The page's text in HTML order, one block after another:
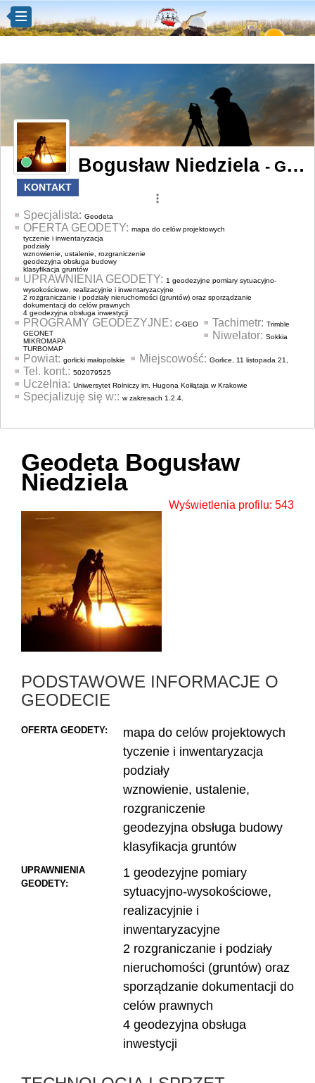
KONTAKT
Bogusław Niedziela - Geodeta z Gorlice
more_vert
Specjalista: Geodeta
OFERTA GEODETY: mapa do celów projektowych
tyczenie i inwentaryzacja
podziały
wznowienie, ustalenie, rozgraniczenie
geodezyjna obsługa budowy
klasyfikacja gruntów
UPRAWNIENIA GEODETY: 1 geodezyjne pomiary sytuacyjno-
wysokościowe, realizacyjnie i inwentaryzacyjne
2 rozgraniczanie i podziały nieruchomości (gruntów) oraz sporządzanie
dokumentacji do celów prawnych
4 geodezyjna obsługa inwestycji
PROGRAMY GEODEZYJNE: C-GEO
GEONET
MIKROMAPA
TURBOMAP
Tachimetr: Trimble
Niwelator: Sokkia
Powiat: gorlicki małopolskie Miejscowość: Gorlice, 11 listopada 21,
Tel. kont.: 502079525
Uczelnia: Uniwersytet Rolniczy im. Hugona Kołłątaja w Krakowie
Specjalizuję się w:: w zakresach 1.2.4.
Geodeta Bogusław
Niedziela
Wyświetlenia profilu: 543
PODSTAWOWE INFORMACJE O
GEODECIE
OFERTA GEODETY:
mapa do celów projektowych
tyczenie i inwentaryzacja
podziały
wznowienie, ustalenie,
rozgraniczenie
geodezyjna obsługa budowy
klasyfikacja gruntów
UPRAWNIENIA
GEODETY:
1 geodezyjne pomiary
sytuacyjno-wysokościowe,
realizacyjnie i
inwentaryzacyjne
2 rozgraniczanie i podziały
nieruchomości (gruntów) oraz
sporządzanie dokumentacji do
celów prawnych
4 geodezyjna obsługa
inwestycji